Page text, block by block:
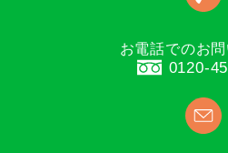
お電話でのお
0120-